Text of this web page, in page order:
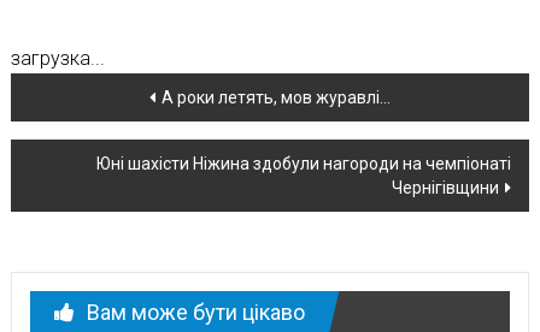
загрузка...
Навігація
по
новині
А роки летять, мов журавлі…
Юні шахісти Ніжина здобули нагороди на чемпіонаті
Чернігівщини
Вам може бути цікаво